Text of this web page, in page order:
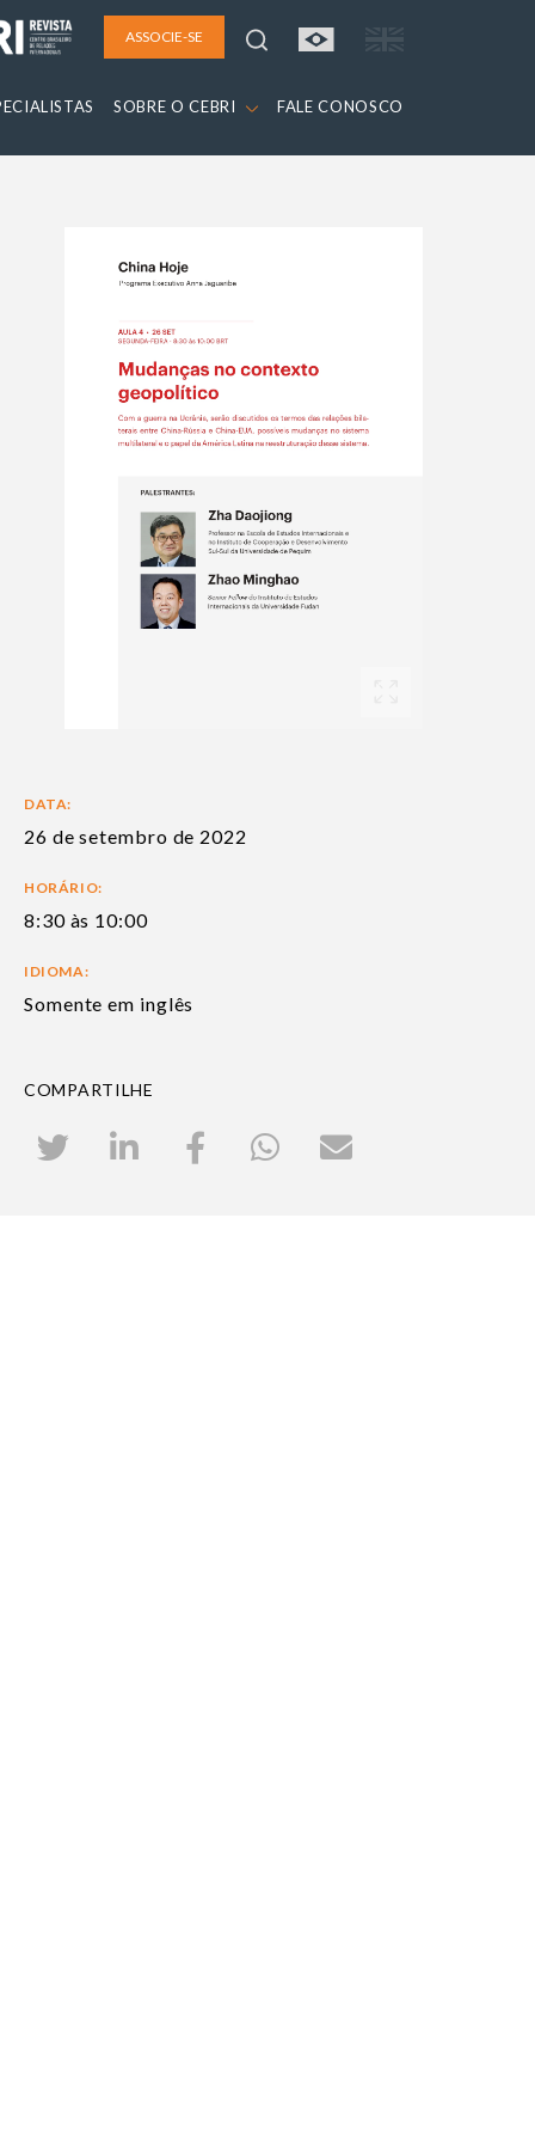
ASSOCIE-SE
SOBRE O CEBRI FALE CONOSCO
DATA:
26 de setembro de 2022
HORÁRIO:
8:30 às 10:00
IDIOMA:
Somente em inglês
COMPARTILHE